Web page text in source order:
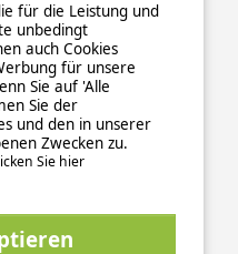
IMPRESSUM
für die Leistung und
unbedingt
auch Cookies
für unsere
Sie auf 'Alle
Sie der
und den in unserer
Zwecken zu.
Sie hier